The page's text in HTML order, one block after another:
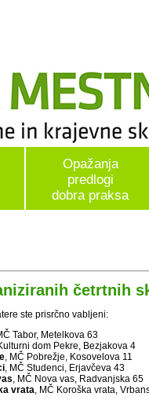
Opažanja
predlogi
dobra praksa
četrtnih
ste prisrčno vabljeni:
Tabor, Metelkova 63
dom Pekre, Bezjakova 4
, MČ Pobrežje, Kosovelova 11
, MČ Studenci, Erjavčeva 43
, MČ Nova vas, Radvanjska 65
vrata, MČ Koroška vrata,